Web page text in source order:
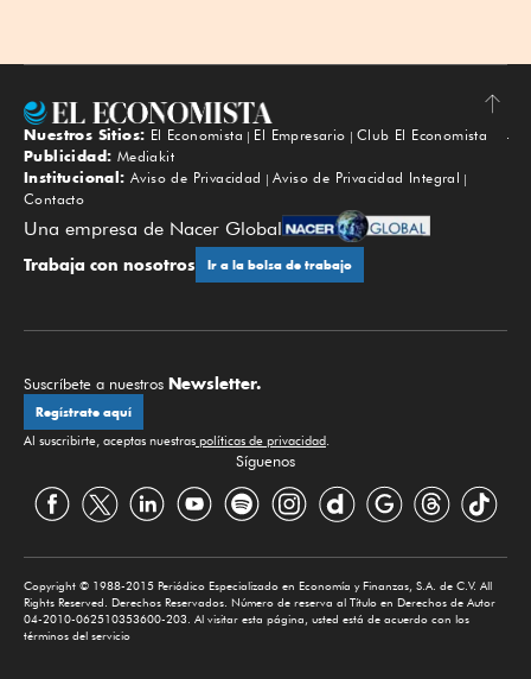
Subir
Nuestros Sitios: El Economista El Empresario
Club El Economista
Publicidad: Mediakit
Institucional: Aviso de Privacidad
Aviso de Privacidad Integral
Contacto
Una empresa de Nacer Global
Trabaja con nosotros Ir a la bolsa de trabajo
Suscríbete a nuestros Newsletter.
Regístrate aquí
Al suscribirte, aceptas nuestras políticas de privacidad.
Síguenos
Copyright © 1988-2015 Periódico Especializado en Economía y Finanzas, S.A. de C.V. All
Rights Reserved. Derechos Reservados. Número de reserva al Título en Derechos de Autor
04-2010-062510353600-203. Al visitar esta página, usted está de acuerdo con los
términos del servicio